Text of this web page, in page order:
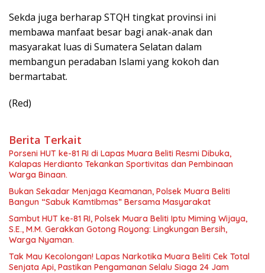
Sekda juga berharap STQH tingkat provinsi ini
membawa manfaat besar bagi anak-anak dan
masyarakat luas di Sumatera Selatan dalam
membangun peradaban Islami yang kokoh dan
bermartabat.
(Red)
Berita Terkait
Porseni HUT ke-81 RI di Lapas Muara Beliti Resmi Dibuka,
Kalapas Herdianto Tekankan Sportivitas dan Pembinaan
Warga Binaan.
Bukan Sekadar Menjaga Keamanan, Polsek Muara Beliti
Bangun “Sabuk Kamtibmas” Bersama Masyarakat
Sambut HUT ke-81 RI, Polsek Muara Beliti Iptu Miming Wijaya,
S.E., M.M. Gerakkan Gotong Royong: Lingkungan Bersih,
Warga Nyaman.
Tak Mau Kecolongan! Lapas Narkotika Muara Beliti Cek Total
Senjata Api, Pastikan Pengamanan Selalu Siaga 24 Jam